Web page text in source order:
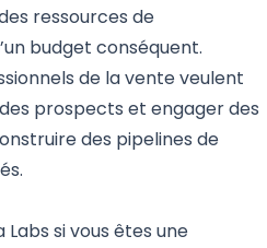
ressources de
budget conséquent.
de la vente veulent
prospects et engager des
des pipelines de
si vous êtes une